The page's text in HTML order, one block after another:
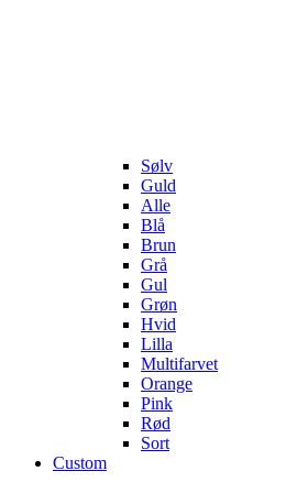
Sølv
Guld
Alle
Blå
Brun
Grå
Gul
Grøn
Hvid
Lilla
Multifarvet
Orange
Pink
Rød
Sort
Custom